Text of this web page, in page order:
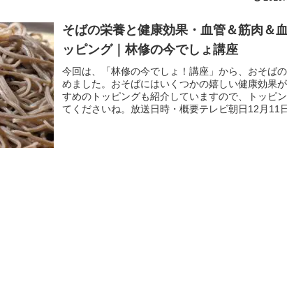
そばの栄養と健康効果・血管＆筋肉＆
ッピング｜林修の今でしょ講座
今回は、「林修の今でしょ！講座」から、おそば
めました。おそばにはいくつかの嬉しい健康効果
すめのトッピングも紹介していますので、トッピ
てくださいね。放送日時・概要テレビ朝日12月11